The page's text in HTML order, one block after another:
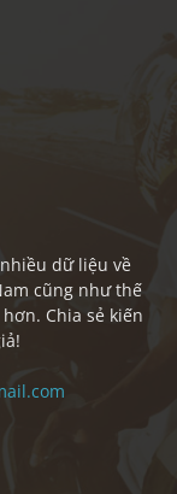
dữ liệu về
cũng như thế
Chia sẻ kiến